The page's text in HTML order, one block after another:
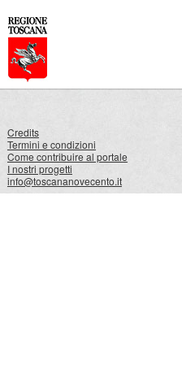
Credits
Termini e condizioni
Come contribuire al portale
I nostri progetti
info@toscananovecento.it